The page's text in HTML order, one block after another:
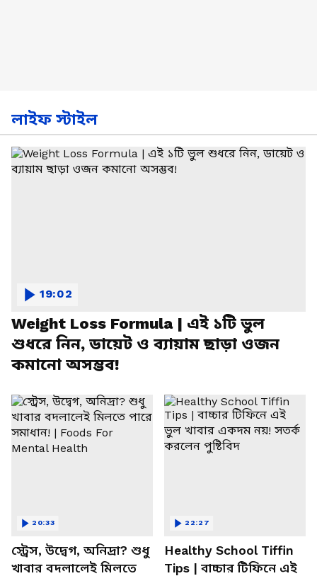
লাইফ স্টাইল
Weight Loss Formula | এই ১টি ভুল
শুধরে নিন, ডায়েট ও ব্যায়াম ছাড়া ওজন
কমানো অসম্ভব!
19:02
স্ট্রেস, উদ্বেগ, অনিদ্রা? শুধু
খাবার বদলালেই মিলতে
20:33
Healthy School Tiffin
Tips | বাচ্চার টিফিনে এই
22:27